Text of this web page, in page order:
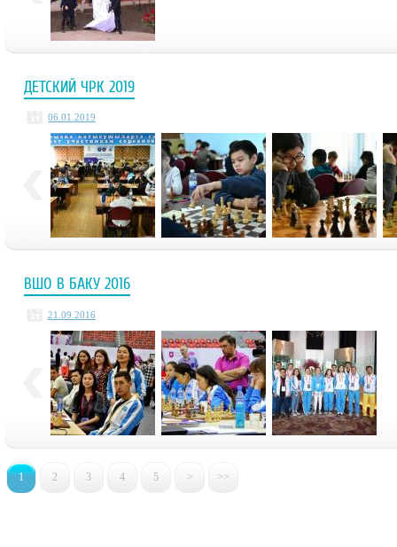
ДЕТСКИЙ ЧРК 2019
06.01.2019
ВШО В БАКУ 2016
21.09.2016
1 2 3 4 5 > >>